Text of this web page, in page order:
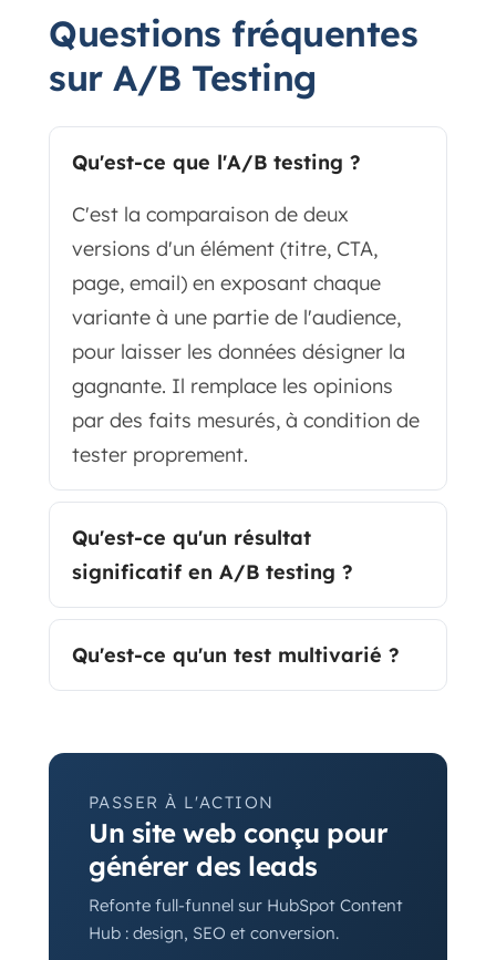
Questions fréquentes
sur A/B Testing
Qu'est-ce que l'A/B testing ?
C'est la comparaison de deux
versions d'un élément (titre, CTA,
page, email) en exposant chaque
variante à une partie de l'audience,
pour laisser les données désigner la
gagnante. Il remplace les opinions
par des faits mesurés, à condition de
tester proprement.
Qu'est-ce qu'un résultat
significatif en A/B testing ?
Qu'est-ce qu'un test multivarié ?
PASSER À L'ACTION
Un site web conçu pour
générer des leads
Refonte full-funnel sur HubSpot Content
Hub : design, SEO et conversion.